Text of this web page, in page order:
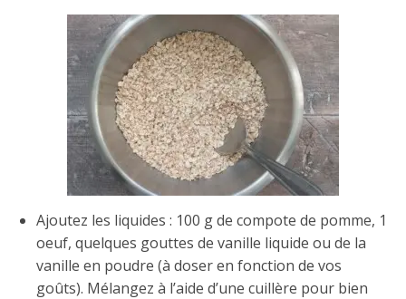
Ajoutez les liquides : 100 g de compote de pomme, 1
oeuf, quelques gouttes de vanille liquide ou de la
vanille en poudre (à doser en fonction de vos
goûts). Mélangez à l’aide d’une cuillère pour bien